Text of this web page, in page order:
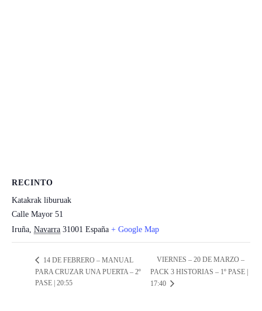
RECINTO
Katakrak liburuak
Calle Mayor 51
Iruña, Navarra 31001 España + Google Map
14 DE FEBRERO – MANUAL
PARA CRUZAR UNA PUERTA – 2º
PASE | 20:55
VIERNES – 20 DE MARZO –
PACK 3 HISTORIAS – 1º PASE |
17:40